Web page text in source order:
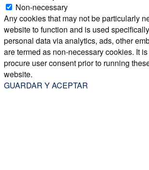
Non-necessary
Any cookies that may not be particularly
website to function and is used
personal data via analytics, ads, other
are termed as non-necessary cookies. It
procure user consent prior to running
website.
GUARDAR Y ACEPTAR